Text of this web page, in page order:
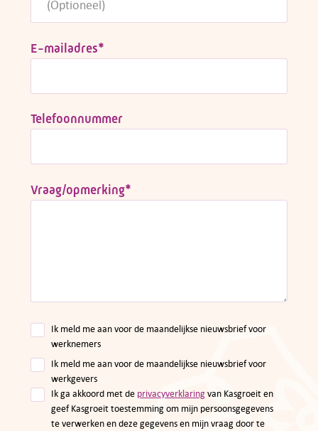
E-mailadres*
Telefoonnummer
Vraag/opmerking*
Ik meld me aan voor de maandelijkse nieuwsbrief voor
werknemers
Ik meld me aan voor de maandelijkse nieuwsbrief voor
werkgevers
Ik ga akkoord met de privacyverklaringvan Kasgroeit en
geef Kasgroeit toestemming om mijn persoonsgegevens
te verwerken en deze gegevens en mijn vraag door te